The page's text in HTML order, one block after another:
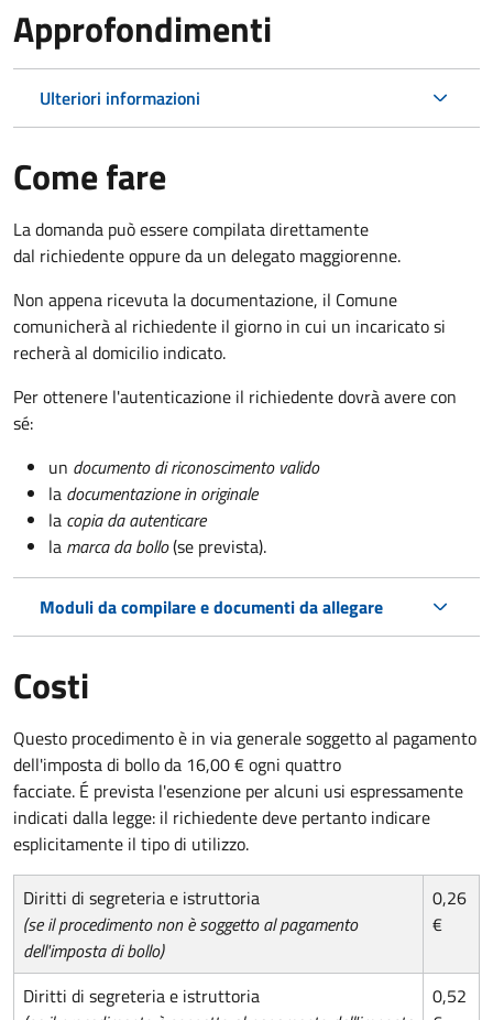
Approfondimenti
Ulteriori informazioni
Come fare
La domanda può essere compilata direttamente
dal richiedente oppure da un delegato maggiorenne.
Non appena ricevuta la documentazione, il Comune
comunicherà al richiedente il giorno in cui un incaricato si
recherà al domicilio indicato.
Per ottenere l'autenticazione il richiedente dovrà avere con
sé:
un documento di riconoscimento valido
la documentazione in originale
la copia da autenticare
la marca da bollo(se prevista).
Moduli da compilare e documenti da allegare
Costi
Questo procedimento è in via generale soggetto al pagamento
dell'imposta di bollo da 16,00 € ogni quattro
facciate. É prevista l'esenzione per alcuni usi espressamente
indicati dalla legge: il richiedente deve pertanto indicare
esplicitamente il tipo di utilizzo.
Diritti di segreteria e istruttoria
(se il procedimento non è soggetto al pagamento
dell'imposta di bollo)
0,26
€
Diritti di segreteria e istruttoria
0,52